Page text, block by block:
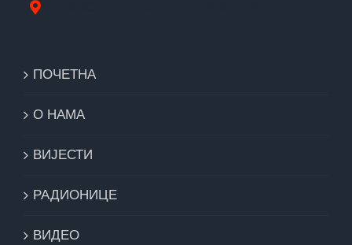
ПОЧЕТНА
О НАМА
ВИЈЕСТИ
РАДИОНИЦЕ
ВИДЕО